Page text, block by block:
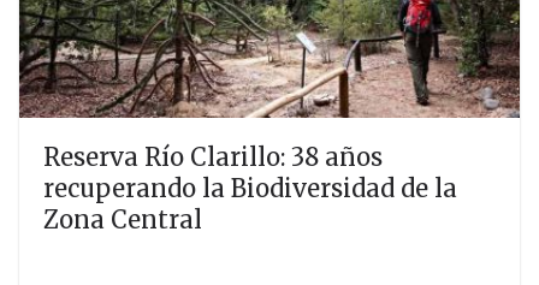
Reserva Río Clarillo: 38 años
recuperando la Biodiversidad de la
Zona Central